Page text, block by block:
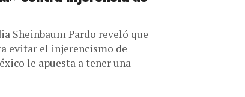
Sheinbaum Pardo reveló que
evitar el injerencismo de
le apuesta a tener una